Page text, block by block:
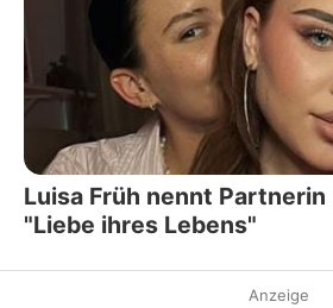
Luisa Früh nennt Partnerin
"Liebe ihres Lebens"
Anzeige